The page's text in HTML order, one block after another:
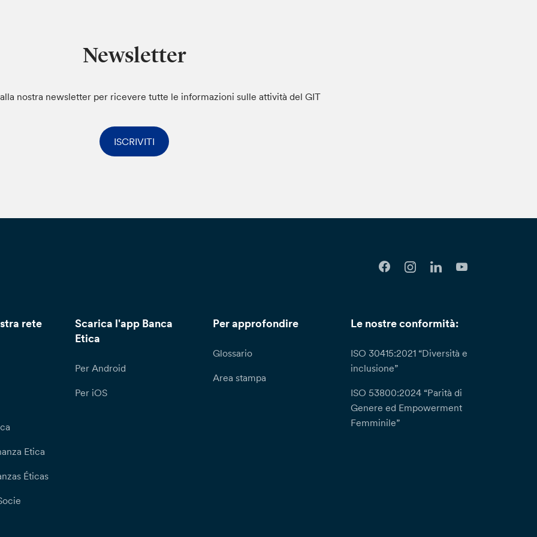
Newsletter
nostra newsletter per ricevere tutte le informazioni sulle attività del GIT
ISCRIVITI
rete
Etica
Éticas
Scarica l'app Banca
Etica
Per Android
Per iOS
Per approfondire
Glossario
Area stampa
Le nostre conformità:
ISO 30415:2021 “Diversità e
inclusione”
ISO 53800:2024 “Parità di
Genere ed Empowerment
Femminile”